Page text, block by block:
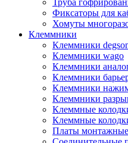
Труба
Фиксаторы для
Хомуты
Клеммники
Клеммники
Клеммники wago
Клеммники
Клеммники
Клеммники
Клеммники
Клеммные
Клеммные
Платы монтажные